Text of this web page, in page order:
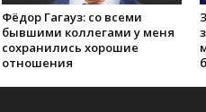
Фёдор Гагауз: со всеми
бывшими коллегами у меня
сохранились хорошие
отношения